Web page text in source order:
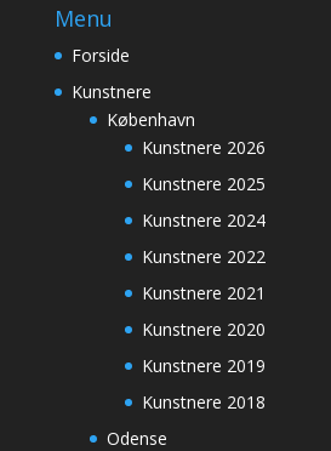
Menu
Forside
Kunstnere
København
Kunstnere 2026
Kunstnere 2025
Kunstnere 2024
Kunstnere 2022
Kunstnere 2021
Kunstnere 2020
Kunstnere 2019
Kunstnere 2018
Odense